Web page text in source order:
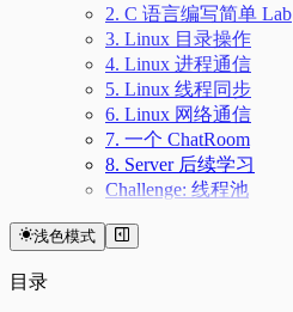
2. C 语言编写简单 Lab
3. Linux 目录操作
4. Linux 进程通信
5. Linux 线程同步
6. Linux 网络通信
7. 一个 ChatRoom
8. Server 后续学习
Challenge: 线程池
浅色模式
目录